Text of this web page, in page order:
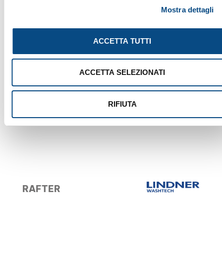
Mostra dettagli
ACCETTA TUTTI
ACCETTA SELEZIONATI
RIFIUTA
RAFTER